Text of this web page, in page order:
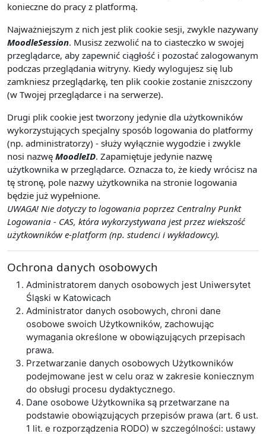
konieczne do pracy z platformą.
Najważniejszym z nich jest plik cookie sesji, zwykle nazywany
MoodleSession. Musisz zezwolić na to ciasteczko w swojej
przeglądarce, aby zapewnić ciągłość i pozostać zalogowanym
podczas przeglądania witryny. Kiedy wylogujesz się lub
zamkniesz przeglądarkę, ten plik cookie zostanie zniszczony
(w Twojej przeglądarce i na serwerze).
Drugi plik cookie jest tworzony jedynie dla użytkowników
wykorzystujących specjalny sposób logowania do platformy
(np. administratorzy) - służy wyłącznie wygodzie i zwykle
nosi nazwę MoodleID. Zapamiętuje jedynie nazwę
użytkownika w przeglądarce. Oznacza to, że kiedy wrócisz na
tę stronę, pole nazwy użytkownika na stronie logowania
będzie już wypełnione.
UWAGA! Nie dotyczy to logowania poprzez Centralny Punkt
Logowania - CAS, która wykorzystywana jest przez wiekszość
użytkowników e-platform (np. studenci i wykładowcy).
Ochrona danych osobowych
Administratorem danych osobowych jest Uniwersytet
Śląski w Katowicach
Administrator danych osobowych, chroni dane
osobowe swoich Użytkowników, zachowując
wymagania określone w obowiązujących przepisach
prawa.
Przetwarzanie danych osobowych Użytkowników
podejmowane jest w celu oraz w zakresie koniecznym
do obsługi procesu dydaktycznego.
Dane osobowe Użytkownika są przetwarzane na
podstawie obowiązujących przepisów prawa (art. 6 ust.
1 lit. e rozporządzenia RODO) w szczególności: ustawy